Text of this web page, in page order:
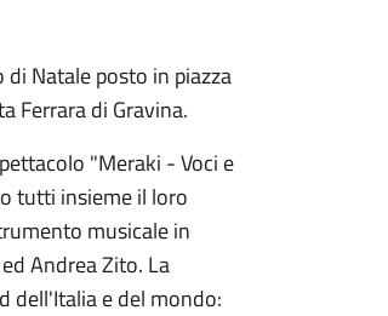
Natale posto in piazza
Ferrara di Gravina.
"Meraki - Voci e
tutti insieme il loro
musicale in
Andrea Zito. La
dell'Italia e del mondo: